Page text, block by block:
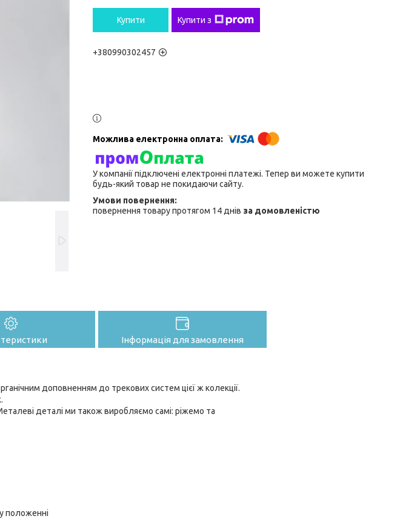
Купити Купити з
+380990302457
У компанії підключені електронні платежі. Тепер ви можете купити
будь-який товар не покидаючи сайту.
повернення товару протягом 14 днів за домовленістю
Інформація для замовлення
доповненням до трекових систем цієї ж колекції.
деталі ми також виробляємо самі: ріжемо та
положенні